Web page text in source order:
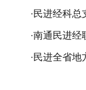
周年”系列活
谊会开展学
·民进经科总
道高等职业
·南通民进经
·民进全省地